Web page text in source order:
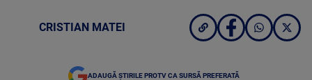
CRISTIAN MATEI
ADAUGĂ ȘTIRILE PROTV CA SURSĂ PREFERATĂ